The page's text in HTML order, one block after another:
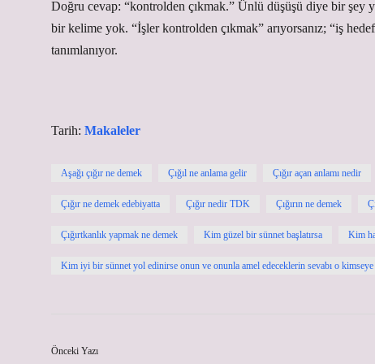
Doğru cevap: “kontrolden çıkmak.” Ünlü düşüşü diye bir şey
bir kelime yok. “İşler kontrolden çıkmak” arıyorsanız; “iş
tanımlanıyor.
Tarih: Makaleler
Aşağı çığır ne demek Çığıl ne anlama gelir Çığır açan anlamı nedir
Çığır ne demek edebiyatta Çığır nedir TDK Çığırın ne demek
Çığırtkanlık yapmak ne demek Kim güzel bir sünnet başlatırsa Kim
Kim iyi bir sünnet yol edinirse onun ve onunla amel edeceklerin sevabı o
Önceki Yazı